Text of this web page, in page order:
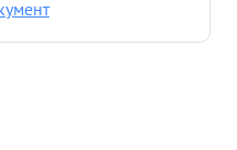
заданий,